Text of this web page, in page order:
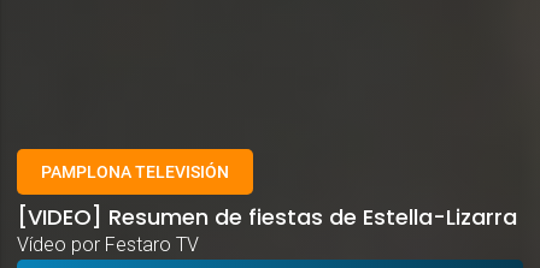
PAMPLONA TELEVISIÓN
[VIDEO] Resumen de fiestas de Estella-Lizarra
Vídeo por Festaro TV